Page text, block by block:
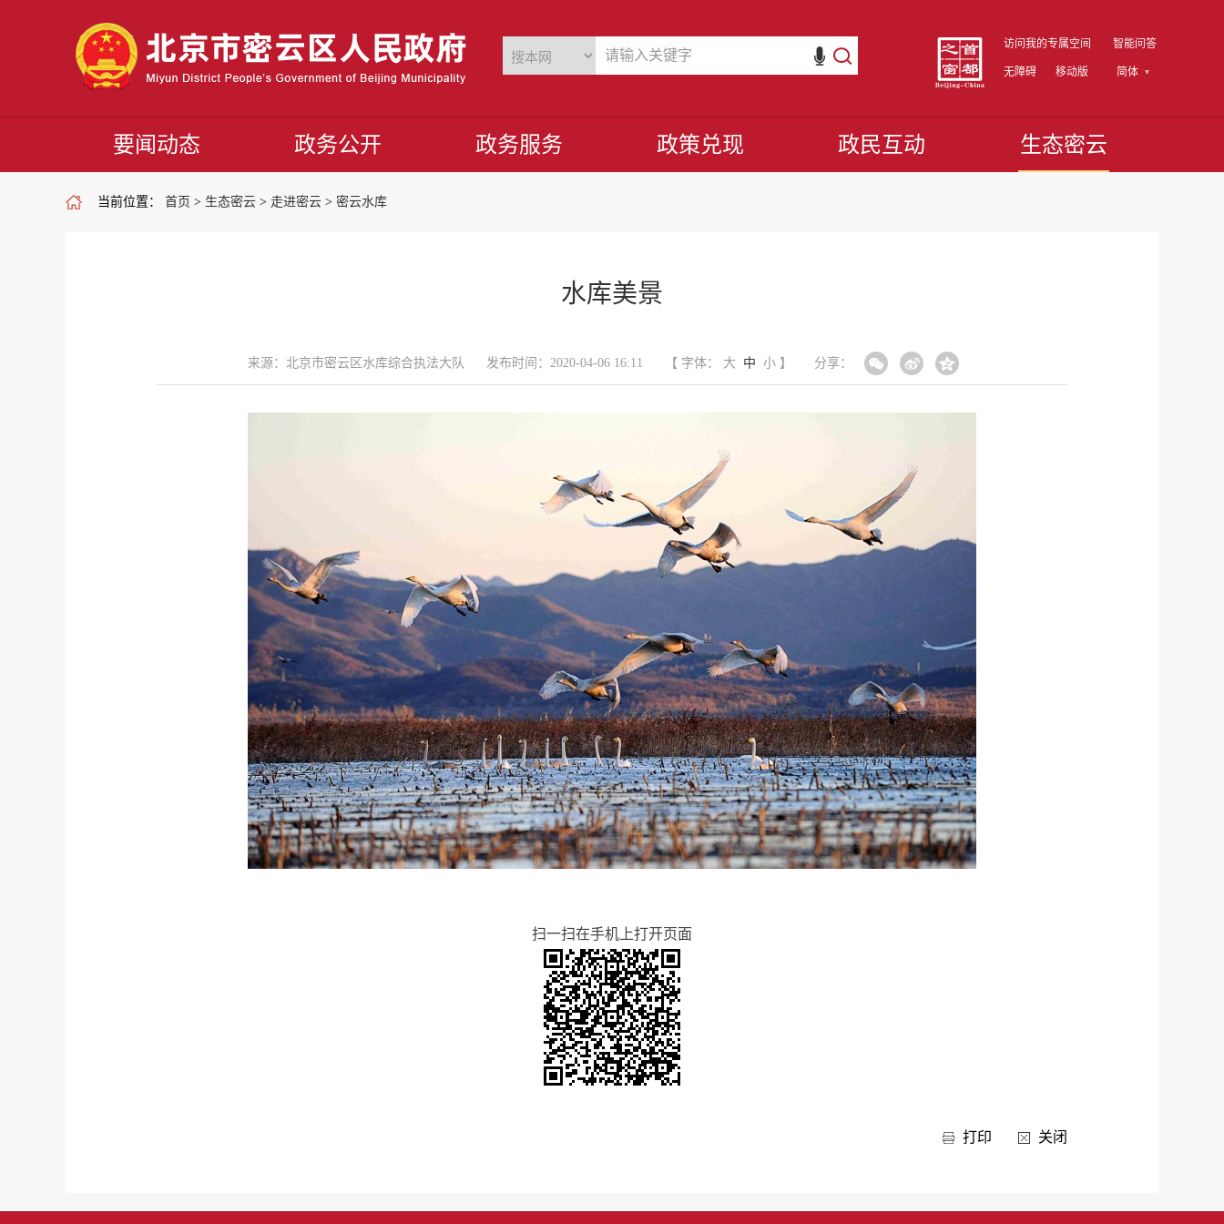
访问我的专属空间 智能问答
无障碍 移动版 简体
要闻动态 政务公开 政务服务 政策兑现 政民互动 生态密云
当前位置： 首页 > 生态密云 > 走进密云 > 密云水库
水库美景
来源：北京市密云区水库综合执法大队 发布时间：2020-04-06 16:11 【 字体： 大 中 小】 分享：
扫一扫在手机上打开页面
打印 关闭